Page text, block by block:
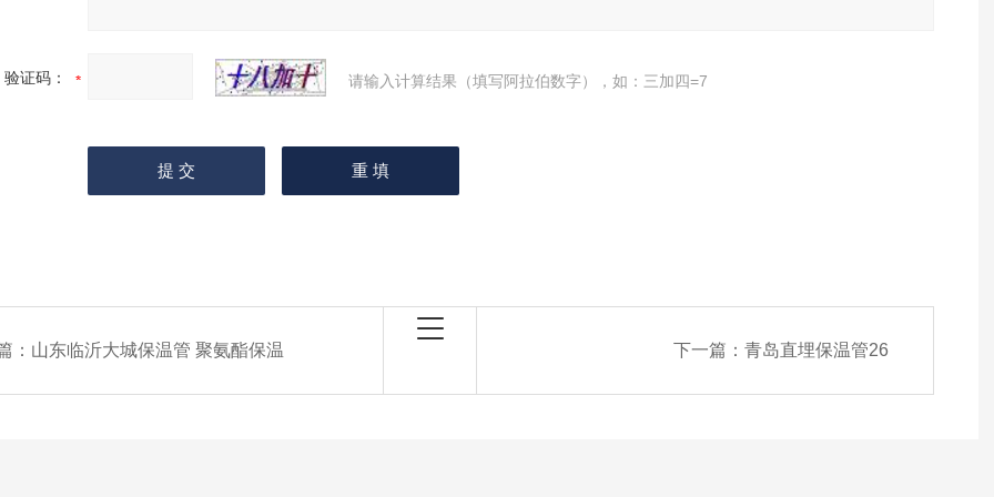
验证码： 请输入计算结果（填写阿拉伯数字），如：三加四=7
： 山东临沂大城保温管 聚氨酯保温 下一篇： 青岛直埋保温管26